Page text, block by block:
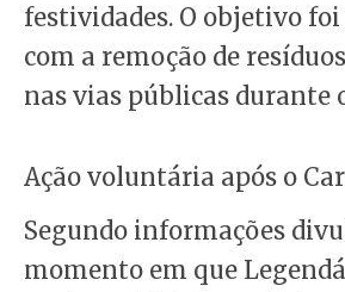
festividades. O objetivo
com a remoção de
nas vias públicas durante
Ação voluntária após o
Segundo informações
momento em que